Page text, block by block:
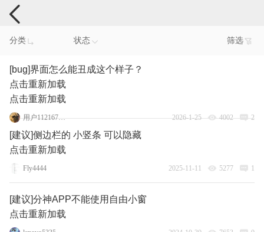
手机反馈
分类 状态 筛选
[bug]界面怎么能丑成这个样子？
点击重新加载
点击重新加载
用户1121678586 2026-1-25 4002 2
[建议]侧边栏的 小竖条 可以隐藏
点击重新加载
Fly4444 2025-11-11 5277 1
[建议]分神APP不能使用自由小窗
点击重新加载